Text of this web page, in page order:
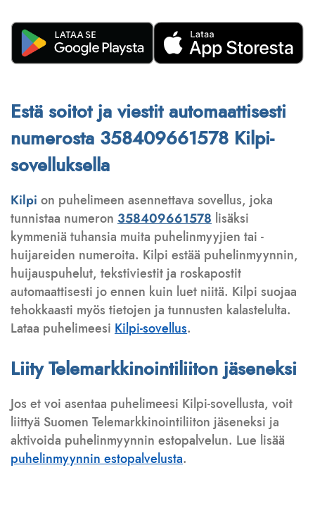
Estä soitot ja viestit automaattisesti
numerosta 358409661578 Kilpi-
sovelluksella
Kilpi on puhelimeen asennettava sovellus, joka
tunnistaa numeron 358409661578 lisäksi
kymmeniä tuhansia muita puhelinmyyjien tai -
huijareiden numeroita. Kilpi estää puhelinmyynnin,
huijauspuhelut, tekstiviestit ja roskapostit
automaattisesti jo ennen kuin luet niitä. Kilpi suojaa
tehokkaasti myös tietojen ja tunnusten kalastelulta.
Lataa puhelimeesi Kilpi-sovellus.
Liity Telemarkkinointiliiton jäseneksi
Jos et voi asentaa puhelimeesi Kilpi-sovellusta, voit
liittyä Suomen Telemarkkinointiliiton jäseneksi ja
aktivoida puhelinmyynnin estopalvelun. Lue lisää
puhelinmyynnin estopalvelusta.